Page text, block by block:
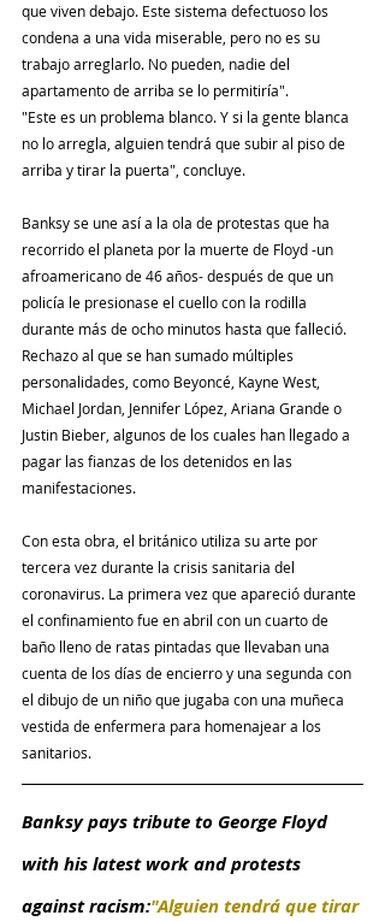
que viven debajo. Este sistema defectuoso los
condena a una vida miserable, pero no es su
trabajo arreglarlo. No pueden, nadie del
apartamento de arriba se lo permitiría".
"Este es un problema blanco. Y si la gente blanca
no lo arregla, alguien tendrá que subir al piso de
arriba y tirar la puerta", concluye.
Banksy se une así a la ola de protestas que ha
recorrido el planeta por la muerte de Floyd -un
afroamericano de 46 años- después de que un
policía le presionase el cuello con la rodilla
durante más de ocho minutos hasta que falleció.
Rechazo al que se han sumado múltiples
personalidades, como Beyoncé, Kayne West,
Michael Jordan, Jennifer López, Ariana Grande o
Justin Bieber, algunos de los cuales han llegado a
pagar las fianzas de los detenidos en las
manifestaciones.
Con esta obra, el británico utiliza su arte por
tercera vez durante la crisis sanitaria del
coronavirus. La primera vez que apareció durante
el confinamiento fue en abril con un cuarto de
baño lleno de ratas pintadas que llevaban una
cuenta de los días de encierro y una segunda con
el dibujo de un niño que jugaba con una muñeca
vestida de enfermera para homenajear a los
sanitarios.
Banksy pays tribute to George Floyd
with his latest work and protests
against racism:"Alguien tendrá que tirar